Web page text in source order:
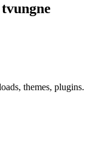
themes, plugins.